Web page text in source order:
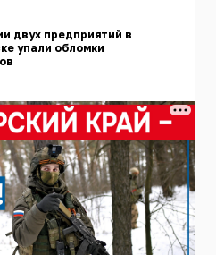
двух предприятий в
упали обломки